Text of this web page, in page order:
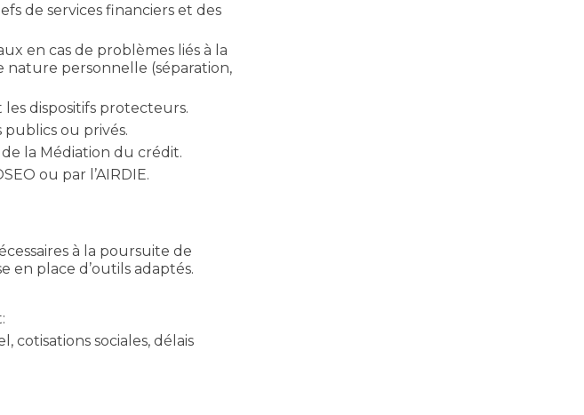
de services financiers et des
en cas de problèmes liés à la
nature personnelle (séparation,
dispositifs protecteurs.
ou privés.
la Médiation du crédit.
ou par l’AIRDIE.
à la poursuite de
en place d’outils adaptés.
cotisations sociales, délais